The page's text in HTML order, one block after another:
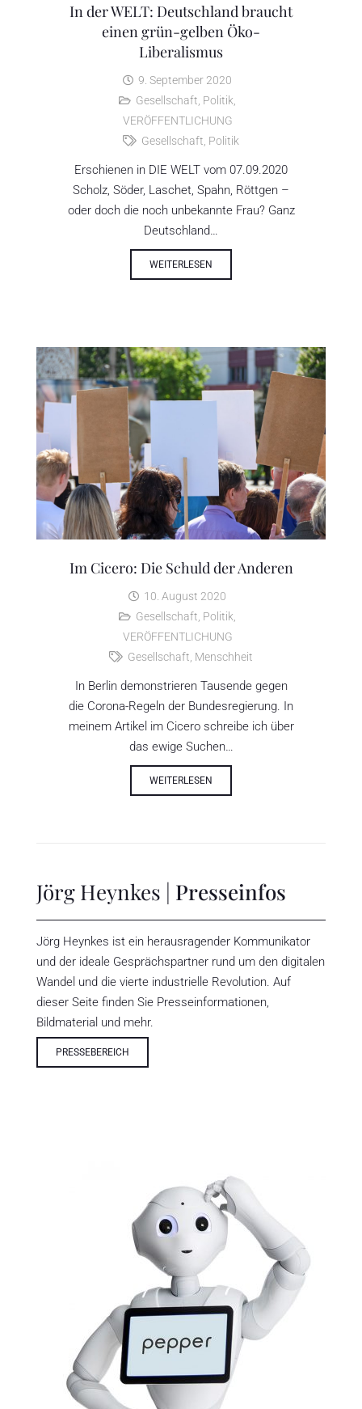
In der WELT: Deutschland braucht
einen grün-gelben Öko-
Liberalismus
9. September 2020
Gesellschaft Politik
VERÖFFENTLICHUNG
Gesellschaft Politik
Erschienen in DIE WELT vom 07.09.2020
Scholz, Söder, Laschet, Spahn, Röttgen –
oder doch die noch unbekannte Frau? Ganz
Deutschland…
WEITERLESEN
Im Cicero: Die Schuld der Anderen
10. August 2020
Gesellschaft, Politik,
VERÖFFENTLICHUNG
Gesellschaft, Menschheit
In Berlin demonstrieren Tausende gegen
die Corona-Regeln der Bundesregierung. In
meinem Artikel im Cicero schreibe ich über
das ewige Suchen…
WEITERLESEN
Jörg Heynkes | Presseinfos
Jörg Heynkes ist ein herausragender Kommunikator
und der ideale Gesprächspartner rund um den digitalen
Wandel und die vierte industrielle Revolution. Auf
dieser Seite finden Sie Presseinformationen,
Bildmaterial und mehr.
PRESSEBEREICH